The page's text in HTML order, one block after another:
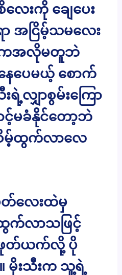
ေးကို ချေပေး
ာ အငြိမ့်သမလေး
လူကအလိုမတူဘဲ
နေပေမယ့် စောက်
လျှာစွမ်းကြော
မခံနိုင်တော့ဘဲ
မ့်ထွက်လာလေ
တ်လေးထဲမှ
က်လာသဖြင့်
ဖုတ်ယက်လို့ ပို
မိုးသီးက သူ့ရဲ့